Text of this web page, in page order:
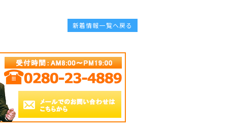
新着情報一覧へ戻る